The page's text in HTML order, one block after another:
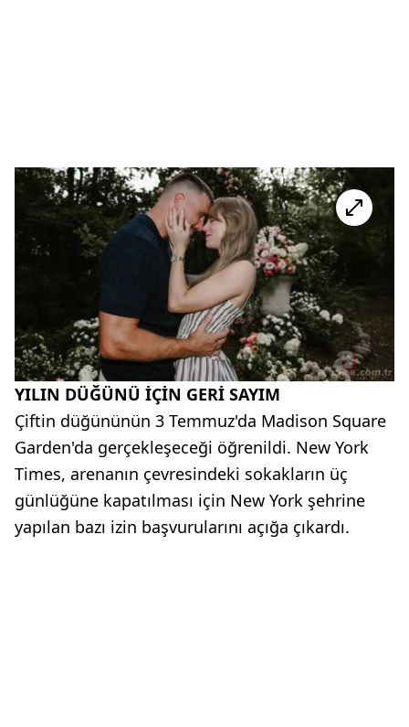
YILIN DÜĞÜNÜ İÇİN GERİ SAYIM
Çiftin düğününün 3 Temmuz'da Madison Square
Garden'da gerçekleşeceği öğrenildi. New York
Times, arenanın çevresindeki sokakların üç
günlüğüne kapatılması için New York şehrine
yapılan bazı izin başvurularını açığa çıkardı.